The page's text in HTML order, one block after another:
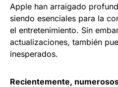
Apple han arraigado
siendo esenciales para la
el entretenimiento. Sin
actualizaciones, también
inesperados.
Recientemente,